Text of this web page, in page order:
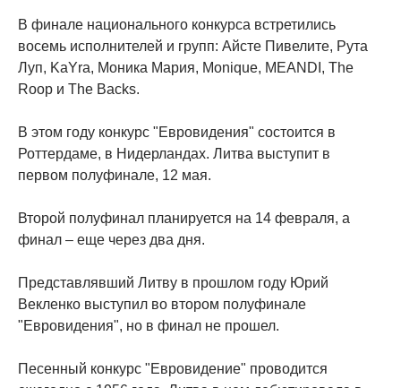
В финале национального конкурса встретились
восемь исполнителей и групп: Айсте Пивелите, Рута
Луп, KaYra, Моника Мария, Monique, MEANDI, The
Roop и The Backs.
В этом году конкурс "Евровидения" состоится в
Роттердаме, в Нидерландах. Литва выступит в
первом полуфинале, 12 мая.
Второй полуфинал планируется на 14 февраля, а
финал – еще через два дня.
Представлявший Литву в прошлом году Юрий
Векленко выступил во втором полуфинале
"Евровидения", но в финал не прошел.
Песенный конкурс "Евровидение" проводится